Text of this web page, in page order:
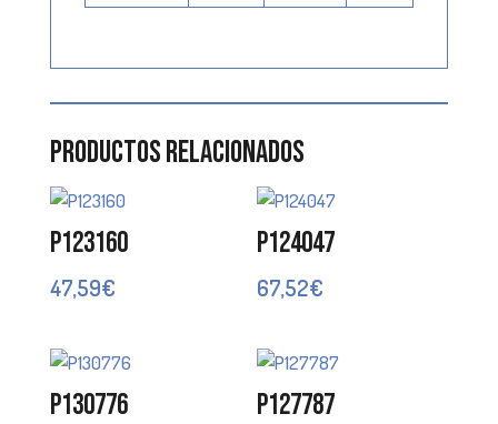
Productos relacionados
P123160
47,59€
P124047
67,52€
P130776 P127787